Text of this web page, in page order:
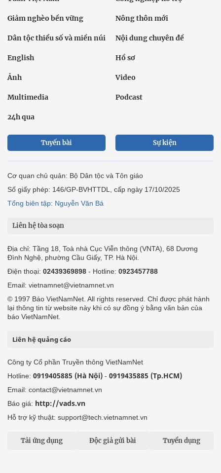
Giảm nghèo bền vững Nông thôn mới
Dân tộc thiểu số và miền núi Nội dung chuyên đề
English Hồ sơ
Ảnh Video
Multimedia Podcast
24h qua
Tuyến bài Sự kiện
Cơ quan chủ quản: Bộ Dân tộc và Tôn giáo
Số giấy phép: 146/GP-BVHTTDL, cấp ngày 17/10/2025
Tổng biên tập: Nguyễn Văn Bá
Liên hệ tòa soạn
Địa chỉ: Tầng 18, Toà nhà Cục Viễn thông (VNTA), 68 Dương
Đình Nghệ, phường Cầu Giấy, TP. Hà Nội.
Điện thoại: 02439369898 - Hotline: 0923457788
Email: vietnamnet@vietnamnet.vn
© 1997 Báo VietNamNet. All rights reserved. Chỉ được phát hành
lại thông tin từ website này khi có sự đồng ý bằng văn bản của
báo VietNamNet.
Liên hệ quảng cáo
Công ty Cổ phần Truyền thông VietNamNet
Hotline: 0919405885 (Hà Nội) - 0919435885 (Tp.HCM)
Email: contact@vietnamnet.vn
Báo giá: http://vads.vn
Hỗ trợ kỹ thuật: support@tech.vietnamnet.vn
Tải ứng dụng Độc giả gửi bài Tuyển dụng